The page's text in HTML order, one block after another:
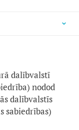
dalībvalstī
nodod
dalībvalstīs
sabiedrības)